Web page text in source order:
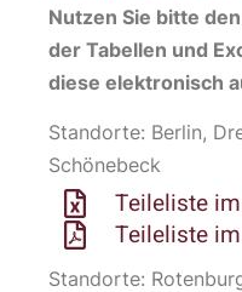
Nutzen Sie bitte
der Tabellen und
diese elektronisch
Standorte: Berlin,
Schönebeck
Teileliste
Teileliste
Standorte: